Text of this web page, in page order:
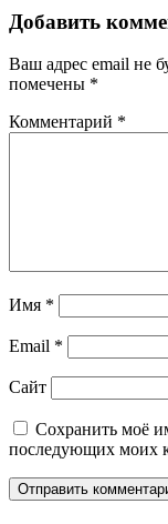
Добавить
Ваш адрес email не
помечены *
Комментарий *
Имя *
Email *
Сайт
Сохранить моё
последующих моих